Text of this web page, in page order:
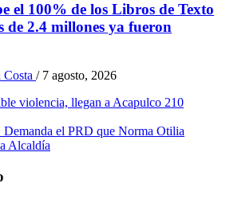
el 100% de los Libros de Texto
de 2.4 millones ya fueron
Costa / 7 agosto, 2026
violencia, llegan a Acapulco 210
el PRD que Norma Otilia
Alcaldía